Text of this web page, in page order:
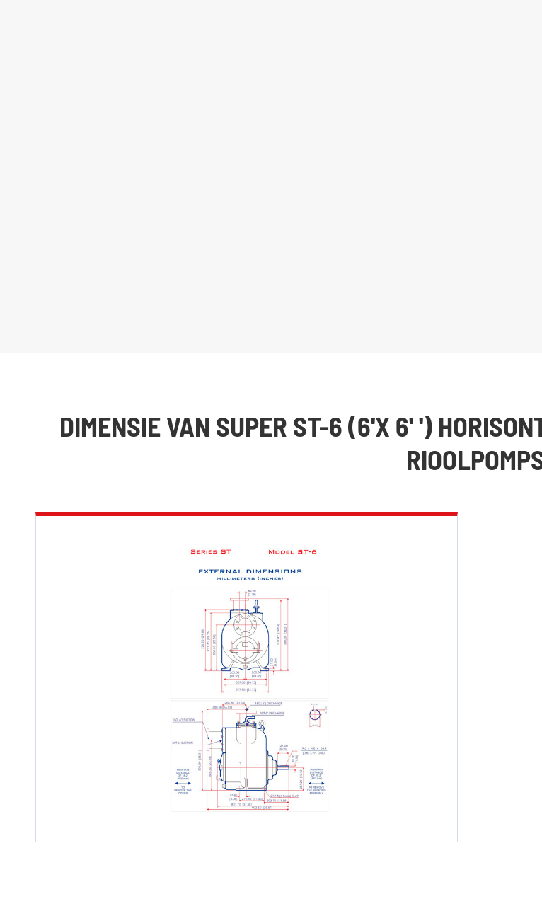
DIMENSIE VAN SUPER ST-6 (6'X 6' ')